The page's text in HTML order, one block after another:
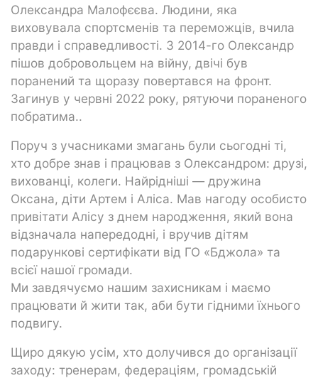
Олександра Малофєєва. Людини, яка
виховувала спортсменів та переможців, вчила
правди і справедливості. З 2014-го Олександр
пішов добровольцем на війну, двічі був
поранений та щоразу повертався на фронт.
Загинув у червні 2022 року, рятуючи пораненого
побратима..
Поруч з учасниками змагань були сьогодні ті,
хто добре знав і працював з Олександром: друзі,
вихованці, колеги. Найрідніші — дружина
Оксана, діти Артем і Аліса. Мав нагоду особисто
привітати Алісу з днем народження, який вона
відзначала напередодні, і вручив дітям
подарункові сертифікати від ГО «Бджола» та
всієї нашої громади.
Ми завдячуємо нашим захисникам і маємо
працювати й жити так, аби бути гідними їхнього
подвигу.
Щиро дякую усім, хто долучився до організації
заходу: тренерам, федераціям, громадській